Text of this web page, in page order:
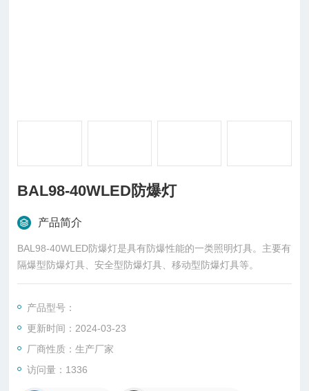
BAL98-40WLED防爆灯
产品简介
BAL98-40WLED防爆灯是具有防爆性能的一类照明灯具。主要有
隔爆型防爆灯具、安全型防爆灯具、移动型防爆灯具等。
产品型号：
更新时间：2024-03-23
厂商性质：生产厂家
访问量：1336